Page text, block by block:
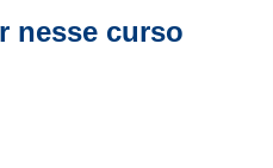
nesse curso